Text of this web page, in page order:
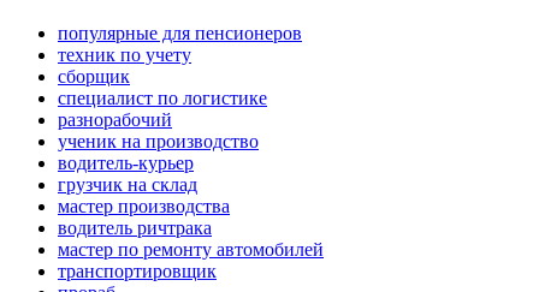
популярные для пенсионеров
техник по учету
сборщик
специалист по логистике
разнорабочий
ученик на производство
водитель-курьер
грузчик на склад
мастер производства
водитель ричтрака
мастер по ремонту автомобилей
транспортировщик